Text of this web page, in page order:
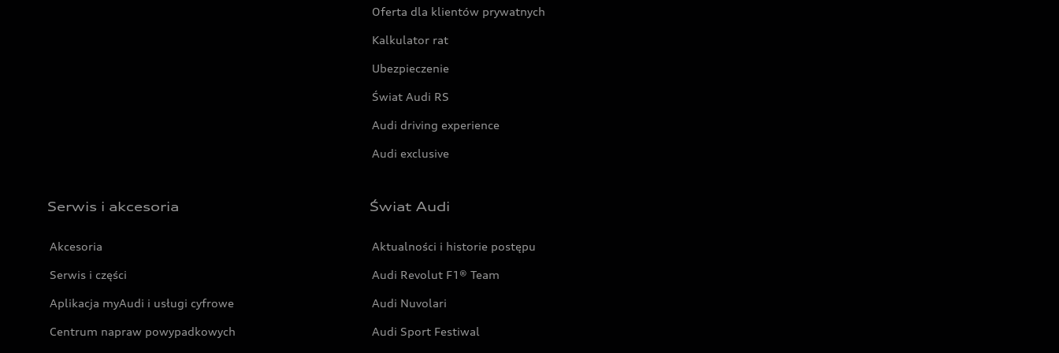
Oferta dla klientów prywatnych
Kalkulator rat
Ubezpieczenie
Świat Audi RS
Audi driving experience
Audi exclusive
Serwis i akcesoria
Akcesoria
Serwis i części
Aplikacja myAudi i usługi cyfrowe
Centrum napraw powypadkowych
Świat Audi
Aktualności i historie postępu
Audi Revolut F1® Team
Audi Nuvolari
Audi Sport Festiwal